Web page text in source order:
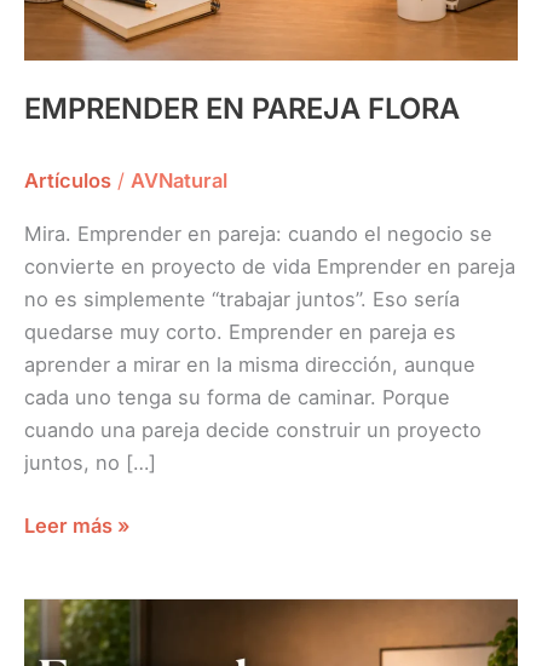
EMPRENDER EN PAREJA FLORA
Artículos / AVNatural
Mira. Emprender en pareja: cuando el negocio se
convierte en proyecto de vida Emprender en pareja
no es simplemente “trabajar juntos”. Eso sería
quedarse muy corto. Emprender en pareja es
aprender a mirar en la misma dirección, aunque
cada uno tenga su forma de caminar. Porque
cuando una pareja decide construir un proyecto
juntos, no […]
Leer más »
EMPRENDER
EN